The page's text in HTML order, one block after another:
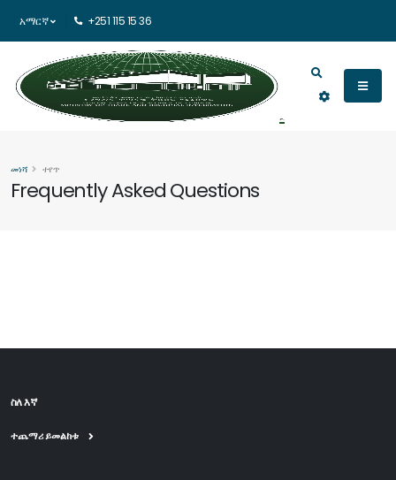
አማርኛ +251 115 15 36
Frequently Asked Questions
መነሻ ተየጥ
ስለ እኛ
ተጨማሪ ይመልከቱ